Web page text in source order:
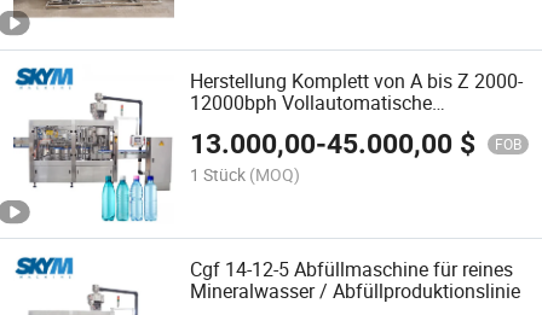
Herstellung Komplett von A bis Z 2000-
12000bph Vollautomatische
Trinkwasserabfüllanlage für Flaschen
13.000,00-45.000,00 $ FOB
1 Stück (MOQ)
Cgf 14-12-5 Abfüllmaschine für reines
Mineralwasser / Abfüllproduktionslinie